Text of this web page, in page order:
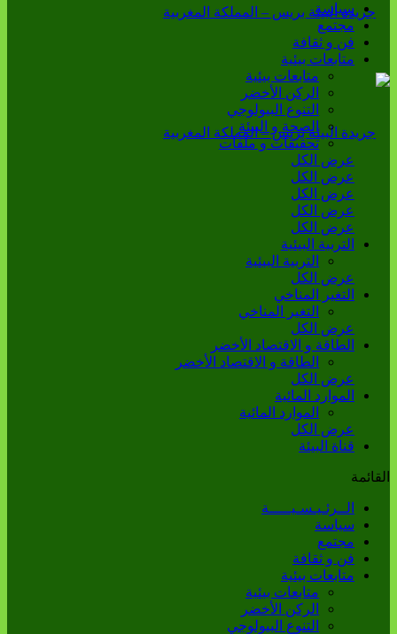
سياسة
مجتمع
فن و ثقافة
متابعات بيئية
متابعات بيئية
الركن الأخضر
التنوع البيولوجي
الصحة و البيئة
تحقيقات و ملفات
عرض الكل
عرض الكل
عرض الكل
عرض الكل
عرض الكل
التربية البيئية
التربية البيئية
عرض الكل
التغير المناخي
التغير المناخي
عرض الكل
الطاقة و الاقتصاد الأخضر
الطاقة و الاقتصاد الأخضر
عرض الكل
الموارد المائية
الموارد المائية
عرض الكل
قناة البيئة
القائمة
الــرئـيـسـيـــــة
سياسة
مجتمع
فن و ثقافة
متابعات بيئية
متابعات بيئية
الركن الأخضر
التنوع البيولوجي